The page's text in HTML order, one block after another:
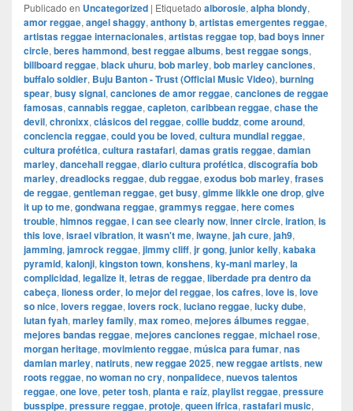
Publicado en Uncategorized | Etiquetado alborosie, alpha blondy,
amor reggae, angel shaggy, anthony b, artistas emergentes reggae,
artistas reggae internacionales, artistas reggae top, bad boys inner
circle, beres hammond, best reggae albums, best reggae songs,
billboard reggae, black uhuru, bob marley, bob marley canciones,
buffalo soldier, Buju Banton - Trust (Official Music Video), burning
spear, busy signal, canciones de amor reggae, canciones de reggae
famosas, cannabis reggae, capleton, caribbean reggae, chase the
devil, chronixx, clásicos del reggae, collie buddz, come around,
conciencia reggae, could you be loved, cultura mundial reggae,
cultura profética, cultura rastafari, damas gratis reggae, damian
marley, dancehall reggae, diario cultura profética, discografía bob
marley, dreadlocks reggae, dub reggae, exodus bob marley, frases
de reggae, gentleman reggae, get busy, gimme likkle one drop, give
it up to me, gondwana reggae, grammys reggae, here comes
trouble, himnos reggae, i can see clearly now, inner circle, iration, is
this love, israel vibration, it wasn't me, iwayne, jah cure, jah9,
jamming, jamrock reggae, jimmy cliff, jr gong, junior kelly, kabaka
pyramid, kalonji, kingston town, konshens, ky-mani marley, la
complicidad, legalize it, letras de reggae, liberdade pra dentro da
cabeça, lioness order, lo mejor del reggae, los cafres, love is, love
so nice, lovers reggae, lovers rock, luciano reggae, lucky dube,
lutan fyah, marley family, max romeo, mejores álbumes reggae,
mejores bandas reggae, mejores canciones reggae, michael rose,
morgan heritage, movimiento reggae, música para fumar, nas
damian marley, natiruts, new reggae 2025, new reggae artists, new
roots reggae, no woman no cry, nonpalidece, nuevos talentos
reggae, one love, peter tosh, planta e raíz, playlist reggae, pressure
busspipe, pressure reggae, protoje, queen ifrica, rastafari music,